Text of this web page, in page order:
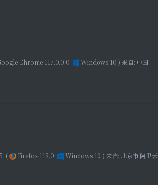
Chrome 117.0.0.0 Windows 10 ) 来自: 中国
( Firefox 119.0 Windows 10 ) 来自: 北京市 阿里云